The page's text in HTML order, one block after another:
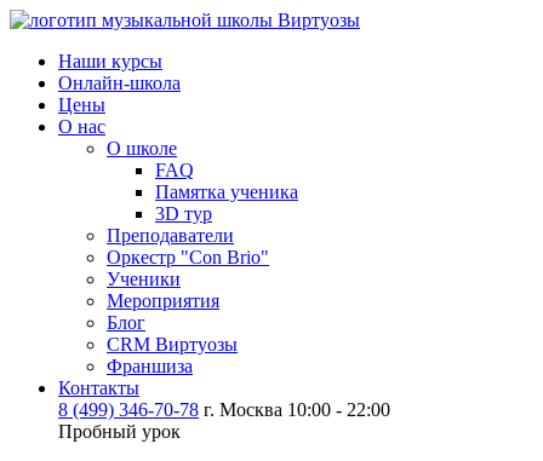
Наши курсы
Онлайн-школа
Цены
О нас
О школе
FAQ
Памятка ученика
3D тур
Преподаватели
Оркестр "Con Brio"
Ученики
Мероприятия
Блог
CRM Виртуозы
Франшиза
Контакты
8 (499) 346-70-78 г. Москва 10:00 - 22:00
Пробный урок